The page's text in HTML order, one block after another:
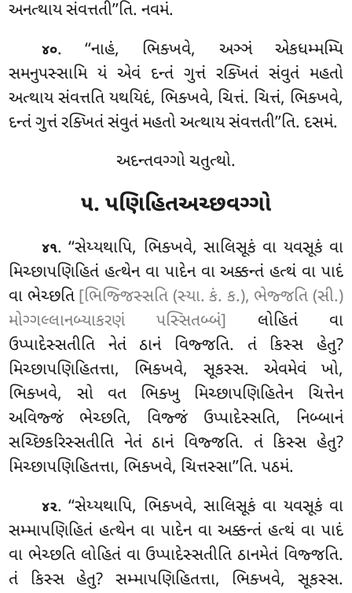
અનત્થાય સંવત્તતી’’તિ. નવમં.
૪૦. ‘‘નાહં, ભિક્ખવે, અઞ્ઞં એકધમ્મમ્પિ
સમનુપસ્સામિ યં એવં દન્તં ગુત્તં રક્ખિતં સંવુતં મહતો
અત્થાય સંવત્તતિ યથયિદં, ભિક્ખવે, ચિત્તં. ચિત્તં, ભિક્ખવે,
દન્તં ગુત્તં રક્ખિતં સંવુતં મહતો અત્થાય સંવત્તતી’’તિ. દસમં.
અદન્તવગ્ગો ચતુત્થો.
૫. પણિહિતઅચ્છવગ્ગો
૪૧. ‘‘સેય્યથાપિ, ભિક્ખવે, સાલિસૂકં વા યવસૂકં વા
મિચ્છાપણિહિતં હત્થેન વા પાદેન વા અક્કન્તં હત્થં વા પાદં
વા ભેચ્છતિ [ભિજ્જિસ્સતિ (સ્યા. કં. ક.), ભેજ્જતિ (સી.)
મોગ્ગલ્લાનબ્યાકરણં પસ્સિતબ્બં]
લોહિતં વા
ઉપ્પાદેસ્સતીતિ નેતં ઠાનં વિજ્જતિ. તં કિસ્સ હેતુ?
મિચ્છાપણિહિતત્તા, ભિક્ખવે, સૂકસ્સ. એવમેવં ખો,
ભિક્ખવે, સો વત ભિક્ખુ મિચ્છાપણિહિતેન ચિત્તેન
અવિજ્જં ભેચ્છતિ, વિજ્જં ઉપ્પાદેસ્સતિ, નિબ્બાનં
સચ્છિકરિસ્સતીતિ નેતં ઠાનં વિજ્જતિ. તં કિસ્સ હેતુ?
મિચ્છાપણિહિતત્તા, ભિક્ખવે, ચિત્તસ્સા’’તિ. પઠમં.
૪૨. ‘‘સેય્યથાપિ, ભિક્ખવે, સાલિસૂકં વા યવસૂકં વા
સમ્માપણિહિતં હત્થેન વા પાદેન વા અક્કન્તં હત્થં વા પાદં
વા ભેચ્છતિ લોહિતં વા ઉપ્પાદેસ્સતીતિ ઠાનમેતં વિજ્જતિ.
તં કિસ્સ હેતુ? સમ્માપણિહિતત્તા, ભિક્ખવે, સૂકસ્સ.